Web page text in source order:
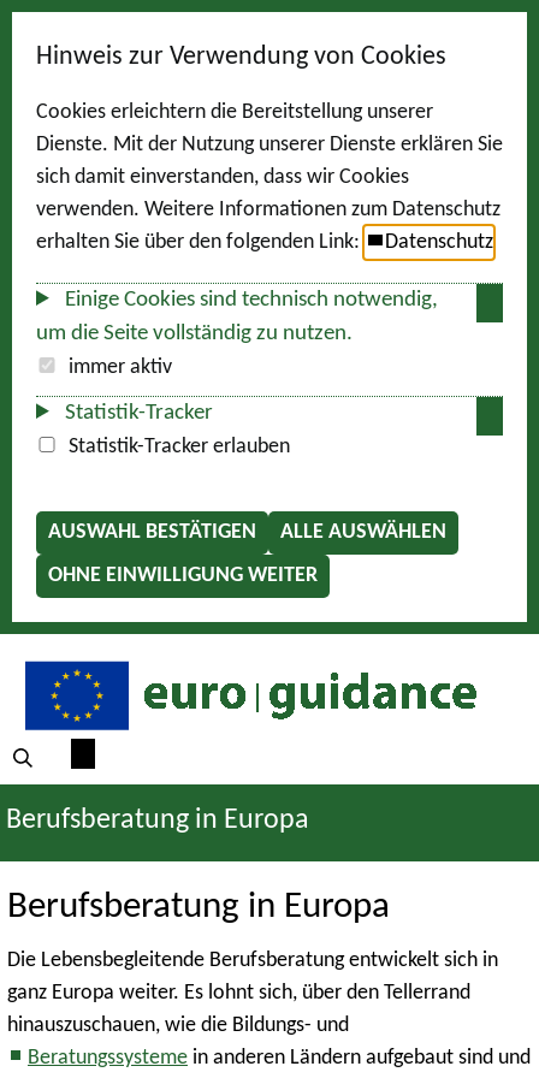
Hinweis zur Verwendung von Cookies
Cookies erleichtern die Bereitstellung unserer
Dienste. Mit der Nutzung unserer Dienste erklären Sie
sich damit einverstanden, dass wir Cookies
verwenden. Weitere Informationen zum Datenschutz
erhalten Sie über den folgenden Link:
Datenschutz
Einige Cookies sind technisch notwendig,
um die Seite vollständig zu nutzen.
immer aktiv
Statistik-Tracker
Statistik-Tracker erlauben
AUSWAHL BESTÄTIGEN
ALLE AUSWÄHLEN
OHNE EINWILLIGUNG WEITER
Berufsberatung in Europa
Berufsberatung in Europa
Die Lebensbegleitende Berufsberatung entwickelt sich in
ganz Europa weiter. Es lohnt sich, über den Tellerrand
hinauszuschauen, wie die Bildungs- und
Beratungssysteme in anderen Ländern aufgebaut sind und